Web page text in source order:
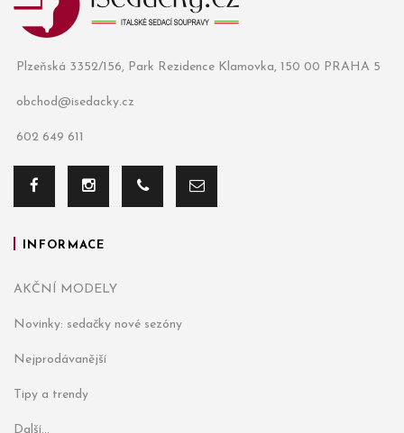
Plzeňská 3352/156, Park Rezidence Klamovka, 150 00 PRAHA 5
obchod@isedacky.cz
602 649 611
INFORMACE
AKČNÍ MODELY
Novinky: sedačky nové sezóny
Nejprodávanější
Tipy a trendy
Další...